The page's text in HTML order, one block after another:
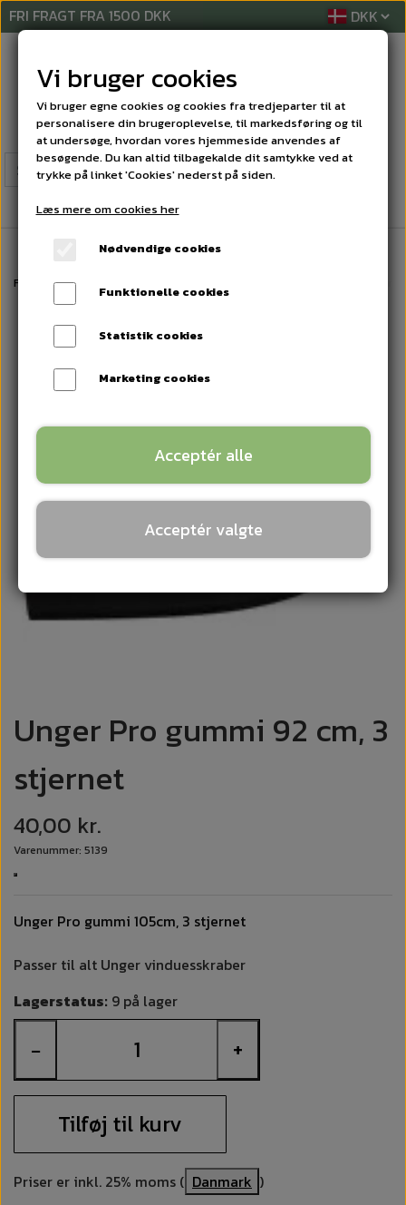
FRI FRAGT FRA 1500 DKK
Forside VINDUESPUDSESYSTEMER
Unger Pro gummi 92 cm, 3
stjernet
40,00 kr.
Varenummer: 5139
Unger Pro gummi 105cm, 3 stjernet
Passer til alt Unger vinduesskraber
Lagerstatus: 9 på lager
− +
Tilføj til kurv
Priser er inkl. 25% moms ( Danmark )
Vi bruger cookies
Vi bruger egne cookies og cookies fra tredjeparter til at
personalisere din brugeroplevelse, til markedsføring og til
at undersøge, hvordan vores hjemmeside anvendes af
besøgende. Du kan altid tilbagekalde dit samtykke ved at
trykke på linket 'Cookies' nederst på siden.
Læs mere om cookies her
Nødvendige cookies
Funktionelle cookies
Statistik cookies
Marketing cookies
Acceptér alle
Acceptér valgte